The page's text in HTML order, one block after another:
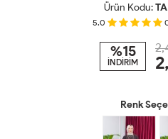
Ürün Kodu:
5.0
%15
İNDİRİM
Renk